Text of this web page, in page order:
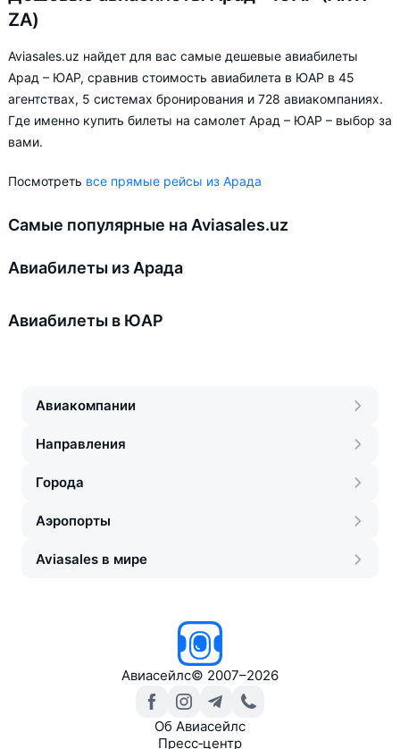
ZA)
Aviasales.uz найдет для вас самые дешевые авиабилеты
Арад – ЮАР, сравнив стоимость авиабилета в ЮАР в 45
агентствах, 5 системах бронирования и 728 авиакомпаниях.
Где именно купить билеты на самолет Арад – ЮАР – выбор за
вами.
Посмотреть все прямые рейсы из Арада
Самые популярные на Aviasales.uz
Авиабилеты из Арада
Авиабилеты в ЮАР
Авиакомпании
Направления
Города
Аэропорты
Aviasales в мире
Авиасейлс© 2007–2026
Об Авиасейлс
Пресс‑центр